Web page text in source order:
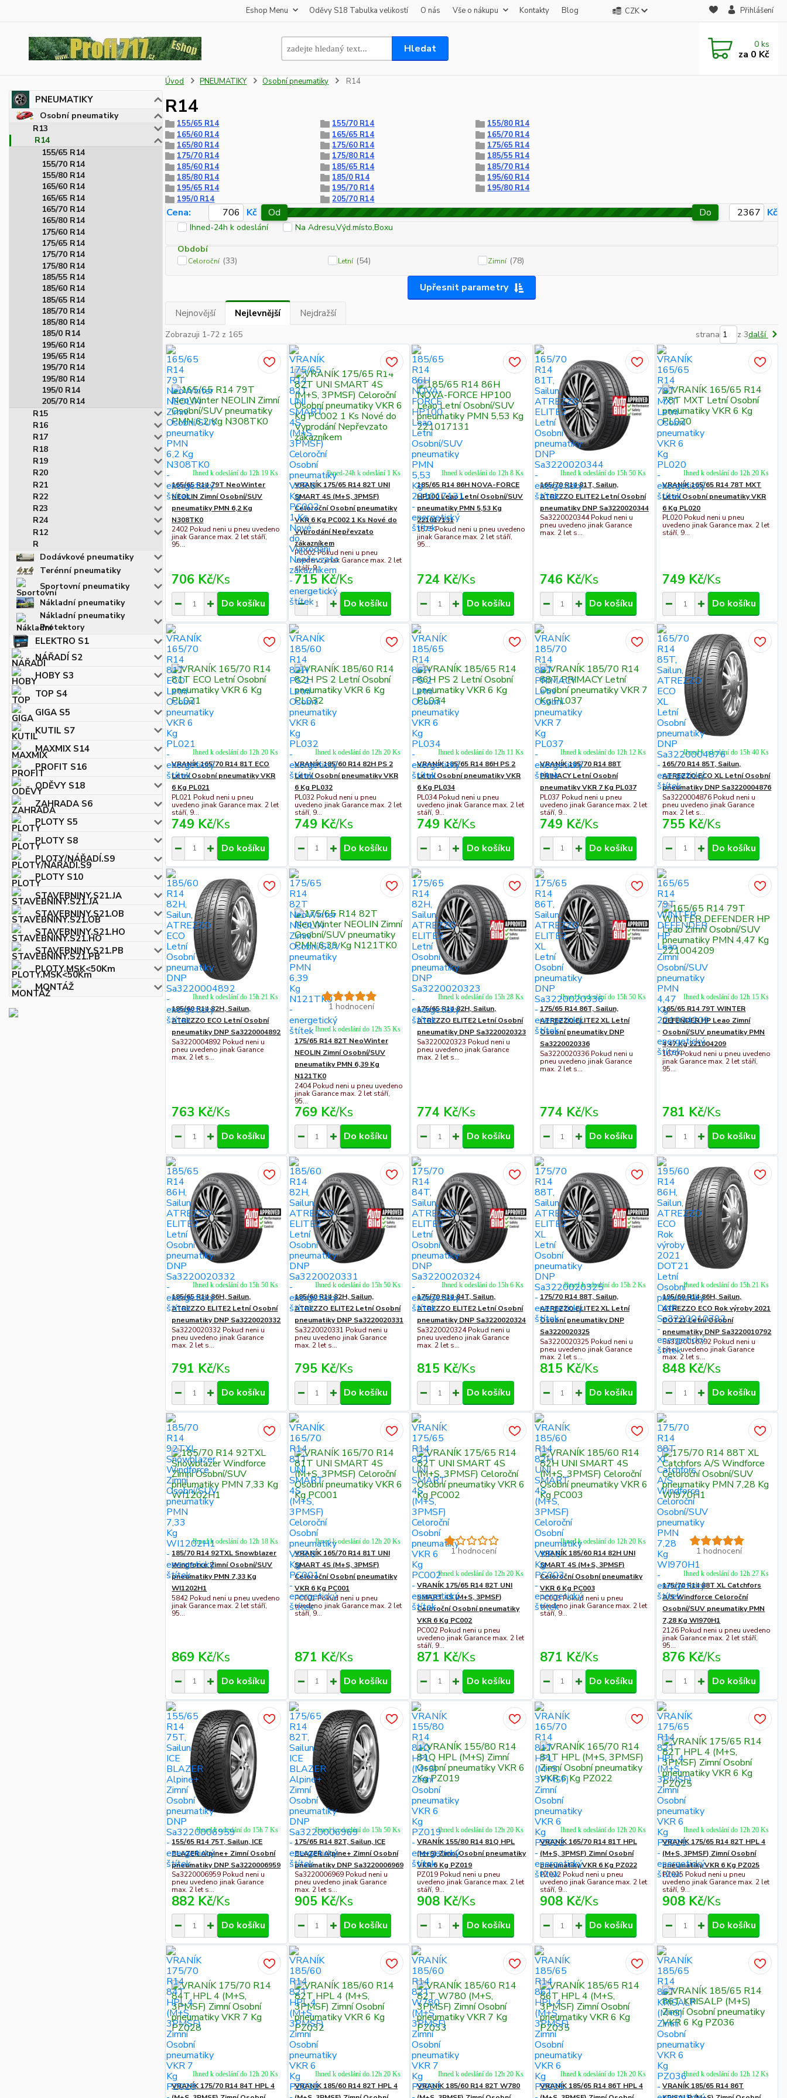
Eshop Menu Oděvy S18 Tabulka velikostí O nás Vše o nákupu Kontakty Blog CZK Přihlášení
Hledat 0 ks
za 0 Kč
PNEUMATIKY
Osobní pneumatiky
R13
R14
155/65 R14
155/70 R14
155/80 R14
165/60 R14
165/65 R14
165/70 R14
165/80 R14
175/60 R14
175/65 R14
175/70 R14
175/80 R14
185/55 R14
185/60 R14
185/65 R14
185/70 R14
185/80 R14
185/0 R14
195/60 R14
195/65 R14
195/70 R14
195/80 R14
195/0 R14
205/70 R14
R15
R16
R17
R18
R19
R20
R21
R22
R23
R24
R12
R
Dodávkové pneumatiky
Terénní pneumatiky
Sportovní pneumatiky
Nákladní pneumatiky
Nákladní pneumatiky
Protektory
ELEKTRO S1
NÁŘADÍ S2
HOBY S3
TOP S4
GIGA S5
KUTIL S7
MAXMIX S14
PROFIT S16
ODĚVY S18
ZAHRADA S6
PLOTY S5
PLOTY S8
PLOTY/NÁŘADÍ.S9
PLOTY S10
STAVEBNINY.S21.JA
STAVEBNINY.S21.OB
STAVEBNINY.S21.HO
STAVEBNINY.S21.PB
PLOTY.MSK<50Km
MONTÁŽ
Úvod PNEUMATIKY Osobní pneumatiky R14
R14
155/65 R14 155/70 R14
155/80 R14
165/60 R14
165/65 R14
165/70 R14
165/80 R14
175/60 R14
175/65 R14
175/70 R14
175/80 R14
185/55 R14
185/60 R14
185/65 R14
185/70 R14
185/80 R14
185/0 R14
195/60 R14
195/65 R14
195/70 R14
195/80 R14
195/0 R14
205/70 R14
Upřesnit parametry
Cena: Kč Od Do Kč
Ihned-24h k odeslání
Na Adresu,Výd.místo,Boxu
Období
Celoroční (33) Letní (54) Zimní (78)
Nejnovější Nejlevnější Nejdražší
Zobrazuji 1-72 z 165 strana z 3další
165/65 R14 79T NeoWinter
NEOLIN Zimní Osobní/SUV
pneumatiky PMN 6,2 Kg
N308TK0
2402 Pokud neni u pneu uvedeno
jinak Garance max. 2 let stáří,
95...
706 Kč/Ks
Ihned k odeslání do 12h 19 Ks
Do košíku
VRANÍK 175/65 R14 82T UNI
SMART 4S (M+S, 3PMSF)
Celoroční Osobní pneumatiky
VKR 6 Kg PC002 1 Ks Nové do
Vyprodání Nepřevzato
zákazníkem
PC002 Pokud neni u pneu
uvedeno jinak Garance max. 2 let
stáří, 9...
715 Kč/Ks
Ihned-24h k odeslání 1 Ks
Do košíku
185/65 R14 86H NOVA-FORCE
HP100 Leao Letní Osobní/SUV
pneumatiky PMN 5,53 Kg
221017131
1575 Pokud neni u pneu uvedeno
jinak Garance max. 2 let stáří,
95...
724 Kč/Ks
Ihned k odeslání do 12h 8 Ks
Do košíku
165/70 R14 81T, Sailun,
ATREZZO ELITE2 Letní Osobní
pneumatiky DNP Sa3220020344
Sa3220020344 Pokud neni u
pneu uvedeno jinak Garance
max. 2 let s...
746 Kč/Ks
Ihned k odeslání do 15h 50 Ks
Do košíku
VRANÍK 165/65 R14 78T MXT
Letní Osobní pneumatiky VKR
6 Kg PL020
PL020 Pokud neni u pneu
uvedeno jinak Garance max. 2 let
stáří, 9...
749 Kč/Ks
Ihned k odeslání do 12h 20 Ks
Do košíku
VRANÍK 165/70 R14 81T ECO
Letní Osobní pneumatiky VKR
6 Kg PL021
PL021 Pokud neni u pneu
uvedeno jinak Garance max. 2 let
stáří, 9...
749 Kč/Ks
Ihned k odeslání do 12h 20 Ks
Do košíku
VRANÍK 185/60 R14 82H PS 2
Letní Osobní pneumatiky VKR
6 Kg PL032
PL032 Pokud neni u pneu
uvedeno jinak Garance max. 2 let
stáří, 9...
749 Kč/Ks
Ihned k odeslání do 12h 20 Ks
Do košíku
VRANÍK 185/65 R14 86H PS 2
Letní Osobní pneumatiky VKR
6 Kg PL034
PL034 Pokud neni u pneu
uvedeno jinak Garance max. 2 let
stáří, 9...
749 Kč/Ks
Ihned k odeslání do 12h 11 Ks
Do košíku
VRANÍK 185/70 R14 88T
PRIMACY Letní Osobní
pneumatiky VKR 7 Kg PL037
PL037 Pokud neni u pneu
uvedeno jinak Garance max. 2 let
stáří, 9...
749 Kč/Ks
Ihned k odeslání do 12h 12 Ks
Do košíku
165/70 R14 85T, Sailun,
ATREZZO ECO XL Letní Osobní
pneumatiky DNP Sa3220004876
Sa3220004876 Pokud neni u
pneu uvedeno jinak Garance
max. 2 let s...
755 Kč/Ks
Ihned k odeslání do 15h 40 Ks
Do košíku
185/60 R14 82H, Sailun,
ATREZZO ECO Letní Osobní
pneumatiky DNP Sa3220004892
Sa3220004892 Pokud neni u
pneu uvedeno jinak Garance
max. 2 let s...
763 Kč/Ks
Ihned k odeslání do 15h 21 Ks
Do košíku
1 hodnocení
175/65 R14 82T NeoWinter
NEOLIN Zimní Osobní/SUV
pneumatiky PMN 6,39 Kg
N121TK0
2404 Pokud neni u pneu uvedeno
jinak Garance max. 2 let stáří,
95...
769 Kč/Ks
Ihned k odeslání do 12h 35 Ks
Do košíku
175/65 R14 82H, Sailun,
ATREZZO ELITE2 Letní Osobní
pneumatiky DNP Sa3220020323
Sa3220020323 Pokud neni u
pneu uvedeno jinak Garance
max. 2 let s...
774 Kč/Ks
Ihned k odeslání do 15h 28 Ks
Do košíku
175/65 R14 86T, Sailun,
ATREZZO ELITE2 XL Letní
Osobní pneumatiky DNP
Sa3220020336
Sa3220020336 Pokud neni u
pneu uvedeno jinak Garance
max. 2 let s...
774 Kč/Ks
Ihned k odeslání do 15h 50 Ks
Do košíku
165/65 R14 79T WINTER
DEFENDER HP Leao Zimní
Osobní/SUV pneumatiky PMN
4,47 Kg 221004209
1670 Pokud neni u pneu uvedeno
jinak Garance max. 2 let stáří,
95...
781 Kč/Ks
Ihned k odeslání do 12h 15 Ks
Do košíku
185/65 R14 86H, Sailun,
ATREZZO ELITE2 Letní Osobní
pneumatiky DNP Sa3220020332
Sa3220020332 Pokud neni u
pneu uvedeno jinak Garance
max. 2 let s...
791 Kč/Ks
Ihned k odeslání do 15h 50 Ks
Do košíku
185/60 R14 82H, Sailun,
ATREZZO ELITE2 Letní Osobní
pneumatiky DNP Sa3220020331
Sa3220020331 Pokud neni u
pneu uvedeno jinak Garance
max. 2 let s...
795 Kč/Ks
Ihned k odeslání do 15h 50 Ks
Do košíku
175/70 R14 84T, Sailun,
ATREZZO ELITE2 Letní Osobní
pneumatiky DNP Sa3220020324
Sa3220020324 Pokud neni u
pneu uvedeno jinak Garance
max. 2 let s...
815 Kč/Ks
Ihned k odeslání do 15h 6 Ks
Do košíku
175/70 R14 88T, Sailun,
ATREZZO ELITE2 XL Letní
Osobní pneumatiky DNP
Sa3220020325
Sa3220020325 Pokud neni u
pneu uvedeno jinak Garance
max. 2 let s...
815 Kč/Ks
Ihned k odeslání do 15h 2 Ks
Do košíku
195/60 R14 86H, Sailun,
ATREZZO ECO Rok výroby 2021
DOT21 Letní Osobní
pneumatiky DNP Sa3220010792
Sa3220010792 Pokud neni u
pneu uvedeno jinak Garance
max. 2 let s...
848 Kč/Ks
Ihned k odeslání do 15h 21 Ks
Do košíku
185/70 R14 92TXL Snowblazer
Windforce Zimní Osobní/SUV
pneumatiky PMN 7,33 Kg
WI1202H1
5842 Pokud neni u pneu uvedeno
jinak Garance max. 2 let stáří,
95...
869 Kč/Ks
Ihned k odeslání do 12h 18 Ks
Do košíku
VRANÍK 165/70 R14 81T UNI
SMART 4S (M+S, 3PMSF)
Celoroční Osobní pneumatiky
VKR 6 Kg PC001
PC001 Pokud neni u pneu
uvedeno jinak Garance max. 2 let
stáří, 9...
871 Kč/Ks
Ihned k odeslání do 12h 20 Ks
Do košíku
1 hodnocení
VRANÍK 175/65 R14 82T UNI
SMART 4S (M+S, 3PMSF)
Celoroční Osobní pneumatiky
VKR 6 Kg PC002
PC002 Pokud neni u pneu
uvedeno jinak Garance max. 2 let
stáří, 9...
871 Kč/Ks
Ihned k odeslání do 12h 20 Ks
Do košíku
VRANÍK 185/60 R14 82H UNI
SMART 4S (M+S, 3PMSF)
Celoroční Osobní pneumatiky
VKR 6 Kg PC003
PC003 Pokud neni u pneu
uvedeno jinak Garance max. 2 let
stáří, 9...
871 Kč/Ks
Ihned k odeslání do 12h 20 Ks
Do košíku
1 hodnocení
175/70 R14 88T XL Catchfors
A/S Windforce Celoroční
Osobní/SUV pneumatiky PMN
7,28 Kg WI970H1
2126 Pokud neni u pneu uvedeno
jinak Garance max. 2 let stáří,
95...
876 Kč/Ks
Ihned k odeslání do 12h 27 Ks
Do košíku
155/65 R14 75T, Sailun, ICE
BLAZER Alpine+ Zimní Osobní
pneumatiky DNP Sa3220006959
Sa3220006959 Pokud neni u
pneu uvedeno jinak Garance
max. 2 let s...
882 Kč/Ks
Ihned k odeslání do 15h 7 Ks
Do košíku
175/65 R14 82T, Sailun, ICE
BLAZER Alpine+ Zimní Osobní
pneumatiky DNP Sa3220006969
Sa3220006969 Pokud neni u
pneu uvedeno jinak Garance
max. 2 let s...
905 Kč/Ks
Ihned k odeslání do 15h 50 Ks
Do košíku
VRANÍK 155/80 R14 81Q HPL
(M+S) Zimní Osobní pneumatiky
VKR 6 Kg PZ019
PZ019 Pokud neni u pneu
uvedeno jinak Garance max. 2 let
stáří, 9...
908 Kč/Ks
Ihned k odeslání do 12h 20 Ks
Do košíku
VRANÍK 165/70 R14 81T HPL
(M+S, 3PMSF) Zimní Osobní
pneumatiky VKR 6 Kg PZ022
PZ022 Pokud neni u pneu
uvedeno jinak Garance max. 2 let
stáří, 9...
908 Kč/Ks
Ihned k odeslání do 12h 20 Ks
Do košíku
VRANÍK 175/65 R14 82T HPL 4
(M+S, 3PMSF) Zimní Osobní
pneumatiky VKR 6 Kg PZ025
PZ025 Pokud neni u pneu
uvedeno jinak Garance max. 2 let
stáří, 9...
908 Kč/Ks
Ihned k odeslání do 12h 20 Ks
Do košíku
VRANÍK 175/70 R14 84T HPL 4
Ihned k odeslání do 12h 20 Ks
VRANÍK 185/60 R14 82T HPL 4
Ihned k odeslání do 12h 20 Ks
VRANÍK 185/60 R14 82T W780
Ihned k odeslání do 12h 20 Ks
VRANÍK 185/65 R14 86T HPL 4
Ihned k odeslání do 12h 20 Ks
VRANÍK 185/65 R14 86T
Ihned k odeslání do 12h 12 Ks